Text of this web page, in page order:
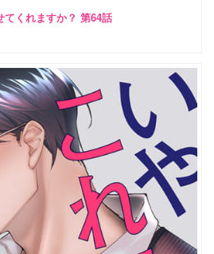
くれますか？ 第64話